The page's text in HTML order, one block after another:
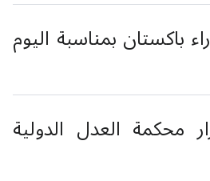
باكستان بمناسبة اليوم
محكمة العدل الدولية